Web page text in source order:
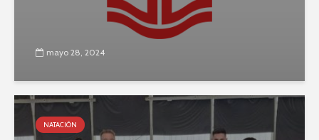
mayo 28, 2024
NATACIÓN